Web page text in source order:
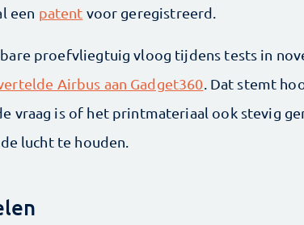
een patent voor geregistreerd.
proefvliegtuig vloog tijdens tests in
Airbus aan Gadget360 . Dat stemt
vraag is of het printmateriaal ook stevig
lucht te houden.